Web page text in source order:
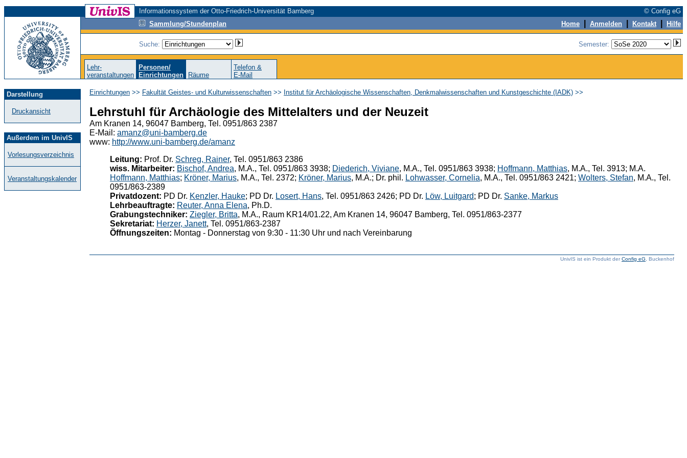
Informationssystem der Otto-Friedrich-Universität Bamberg
© Config eG
Sammlung/Stundenplan
Home Anmelden Kontakt Hilfe
Suche: Semester:
Lehr-
veranstaltungen
Personen/
Einrichtungen
Räume
Telefon &
E-Mail
Darstellung
Druckansicht
Außerdem im UnivIS
Vorlesungsverzeichnis
Veranstaltungskalender
Einrichtungen >> Fakultät Geistes- und Kulturwissenschaften >> Institut für Archäologische Wissenschaften, Denkmalwissenschaften und Kunstgeschichte (IADK) >>
Lehrstuhl für Archäologie des Mittelalters und der Neuzeit
Am Kranen 14, 96047 Bamberg, Tel. 0951/863 2387
E-Mail: amanz@uni-bamberg.de
www: http://www.uni-bamberg.de/amanz
Leitung: Prof. Dr. Schreg, Rainer, Tel. 0951/863 2386
wiss. Mitarbeiter: Bischof, Andrea, M.A., Tel. 0951/863 3938; Diederich, Viviane, M.A., Tel. 0951/863 3938; Hoffmann, Matthias, M.A., Tel. 3913; M.A.
Hoffmann, Matthias; Kröner, Marius, M.A., Tel. 2372; Kröner, Marius, M.A.; Dr. phil. Lohwasser, Cornelia, M.A., Tel. 0951/863 2421; Wolters, Stefan, M.A., Tel.
0951/863-2389
Privatdozent: PD Dr. Kenzler, Hauke; PD Dr. Losert, Hans, Tel. 0951/863 2426; PD Dr. Löw, Luitgard; PD Dr. Sanke, Markus
Lehrbeauftragte: Reuter, Anna Elena, Ph.D.
Grabungstechniker: Ziegler, Britta, M.A., Raum KR14/01.22, Am Kranen 14, 96047 Bamberg, Tel. 0951/863-2377
Sekretariat: Herzer, Janett, Tel. 0951/863-2387
Öffnungszeiten: Montag - Donnerstag von 9:30 - 11:30 Uhr und nach Vereinbarung
UnivIS ist ein Produkt derConfig eG , Buckenhof